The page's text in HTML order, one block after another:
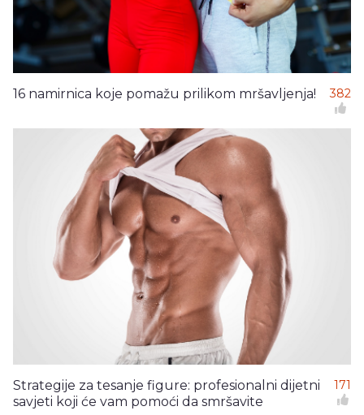
16 namirnica koje pomažu prilikom mršavljenja! 382
Strategije za tesanje figure: profesionalni dijetni
savjeti koji će vam pomoći da smršavite
171